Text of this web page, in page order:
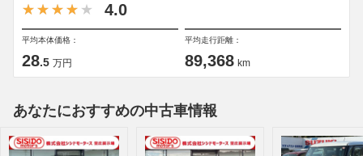
4.0
平均本体価格：
28.5 万円
平均走行距離：
89,368 km
あなたにおすすめの中古車情報